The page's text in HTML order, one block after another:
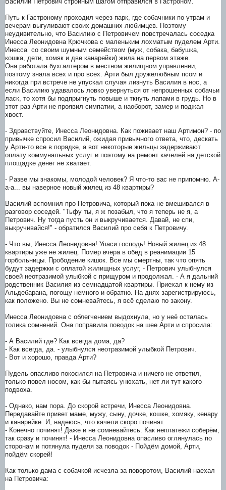
Путь к Гастроному проходил через парк, где собачники по утрам и
вечерам выгуливают своих домашних любимцев. Поэтому
неудивительно, что Василию с Петровичем повстречалась соседка
Инесса Леонидовна Крючкова с маленьким лохматым пуделем Арти.
Инесса со своим шумным семейством (муж, собака, бабушка,
кошка, дети, хомяк и две канарейки) жила на первом этаже.
Она работала бухгалтером в местном жилищном управлении,
поэтому знала всех и про всех. Арти был дружелюбным псом и
никогда при встрече не упускал случая лизнуть Василия в нос, а
если Василию удавалось ловко увернуться от непрошенных собачьи
ласк, то хотя бы подпрыгнуть повыше и ткнуть лапами в грудь. Но в
этот раз Арти не проявил симпатии, а наоборот, замер и поджал
хвост.
- Здравствуйте, Инесса Леонидовна. Как поживает наш Артимон? - по
привычке спросил Василий, ожидая привычного ответа, что, дескать
у Арти-то все в порядке, а вот некоторые жильцы задерживают
оплату коммунальных услуг и поэтому на ремонт качелей на детской
площадке денег не хватает.
- Разве мы знакомы, молодой человек? Я что-то вас не припомню. А-
а-а... вы наверное новый жилец из 48 квартиры?
Василий вспомнил про Петровича, который пока не вмешивался в
разговор соседей. "Тьфу ты, я ж позабыл, что я теперь не я, а
Петрович. Ну тогда пусть он и выкручивается. Давай, не спи,
выкручивайся!" - обратился Василий про себя к Петровичу.
- Что вы, Инесса Леонидовна! Упаси господь! Новый жилец из 48
квартиры уже не жилец. Помер вчера в обед в реанимации 15
горбольницы. Прободение кишок. Все мы смертны, так что опять
будут задержки с оплатой жилищных услуг, - Петрович улыбнулся
своей неотразимой улыбкой с прищуром и продолжал. - А я дальний
родственник Василия из семнадцатой квартиры. Приехал к нему из
Альдебарана, погощу немного и обратно. На днях зарегистрируюсь,
как положено. Вы не сомневайтесь, я всё сделаю по закону.
Инесса Леонидовна с облегчением выдохнула, но у неё осталась
толика сомнений. Она поправила поводок на шее Арти и спросила:
- А Василий где? Как всегда дома, да?
- Как всегда, да. - улыбнулся неотразимой улыбкой Петрович.
- Вот и хорошо, правда Арти?
Пудель опасливо покосился на Петровича и ничего не ответил,
только повел носом, как бы пытаясь унюхать, нет ли тут какого
подвоха.
- Однако, нам пора. До скорой встречи, Инесса Леонидовна.
Передавайте привет маме, мужу, сыну, дочке, кошке, хомяку, кенару
и канарейке. И, надеюсь, что качели скоро починят.
- Конечно починят! Даже и не сомневайтесь. Как неплатежи соберём,
так сразу и починят! - Инесса Леонидовна опасливо оглянулась по
сторонам и потянула пуделя за поводок - Пойдём домой, Арти,
пойдём скорей!
Как только дама с собачкой исчезла за поворотом, Василий наехал
на Петровича: